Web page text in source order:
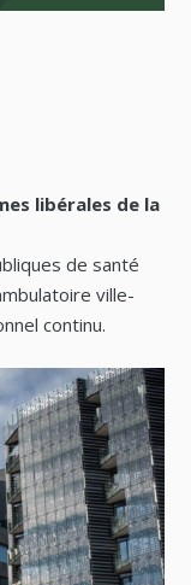
libérales de la
de santé
ville-
continu.